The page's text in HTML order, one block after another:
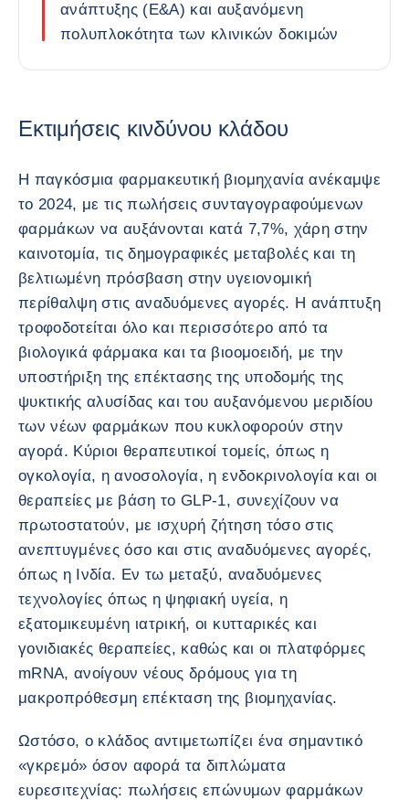
ανάπτυξης (Ε&Α) και αυξανόμενη
πολυπλοκότητα των κλινικών δοκιμών
Εκτιμήσεις κινδύνου κλάδου
Η παγκόσμια φαρμακευτική βιομηχανία ανέκαμψε
το 2024, με τις πωλήσεις συνταγογραφούμενων
φαρμάκων να αυξάνονται κατά 7,7%, χάρη στην
καινοτομία, τις δημογραφικές μεταβολές και τη
βελτιωμένη πρόσβαση στην υγειονομική
περίθαλψη στις αναδυόμενες αγορές. Η ανάπτυξη
τροφοδοτείται όλο και περισσότερο από τα
βιολογικά φάρμακα και τα βιοομοειδή, με την
υποστήριξη της επέκτασης της υποδομής της
ψυκτικής αλυσίδας και του αυξανόμενου μεριδίου
των νέων φαρμάκων που κυκλοφορούν στην
αγορά. Κύριοι θεραπευτικοί τομείς, όπως η
ογκολογία, η ανοσολογία, η ενδοκρινολογία και οι
θεραπείες με βάση το GLP-1, συνεχίζουν να
πρωτοστατούν, με ισχυρή ζήτηση τόσο στις
ανεπτυγμένες όσο και στις αναδυόμενες αγορές,
όπως η Ινδία. Εν τω μεταξύ, αναδυόμενες
τεχνολογίες όπως η ψηφιακή υγεία, η
εξατομικευμένη ιατρική, οι κυτταρικές και
γονιδιακές θεραπείες, καθώς και οι πλατφόρμες
mRNA, ανοίγουν νέους δρόμους για τη
μακροπρόθεσμη επέκταση της βιομηχανίας.
Ωστόσο, ο κλάδος αντιμετωπίζει ένα σημαντικό
«γκρεμό» όσον αφορά τα διπλώματα
ευρεσιτεχνίας: πωλήσεις επώνυμων φαρμάκων